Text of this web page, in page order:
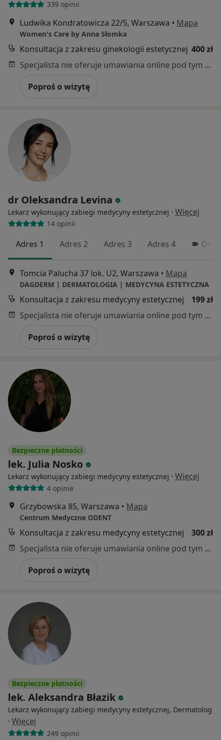
339 opinii
Ludwika Kondratowicza 22/5, Warszawa • Mapa
Women's Care by Anna Słomka
Konsultacja z zakresu ginekologii estetycznej 400 zł
Specjalista nie oferuje umawiania online pod tym adresem.
Poproś o wizytę
dr Oleksandra Levina
Lekarz wykonujący zabiegi medycyny estetycznej · Więcej
14 opinii
Adres 1 Adres 2 Adres 3 Adres 4
Tomcia Palucha 37 lok. U2, Warszawa • Mapa
DAGDERM | DERMATOLOGIA | MEDYCYNA ESTETYCZNA
Konsultacja z zakresu medycyny estetycznej
199 zł
Specjalista nie oferuje umawiania online pod tym adresem.
Poproś o wizytę
Bezpieczne płatności
lek. Julia Nosko
Lekarz wykonujący zabiegi medycyny estetycznej · Więcej
4 opinie
Grzybowska 85, Warszawa • Mapa
Centrum Medyczne ODENT
Konsultacja z zakresu medycyny estetycznej
300 zł
Specjalista nie oferuje umawiania online pod tym adresem.
Poproś o wizytę
Bezpieczne płatności
lek. Aleksandra Błazik
Lekarz wykonujący zabiegi medycyny estetycznej, Dermatolog
· Więcej
249 opinii